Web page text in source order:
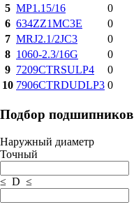
5 MP1.15/16 0
6 634ZZ1MC3E 0
7 MRJ2.1/2JC3 0
8 1060-2.3/16G 0
9 7209CTRSULP4 0
10 7906CTRDUDLP3 0
Подбор подшипников
Наружный диаметр
Точный
≤ D ≤